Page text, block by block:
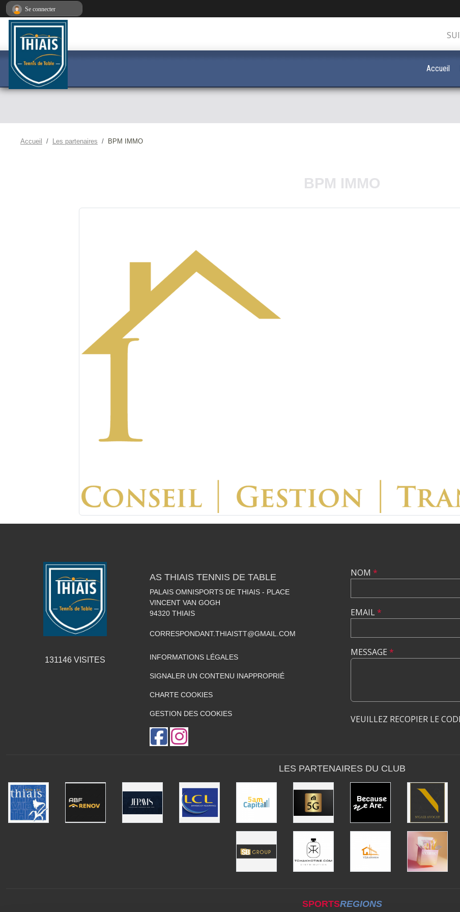
Accueil Les partenaires BPM IMMO
BPM IMMO
Accueil
131146VISITES
AS THIAIS TENNIS DE TABLE
PALAIS OMNISPORTS DE THIAIS - PLACE
VINCENT VAN GOGH
94320 THIAIS
CORRESPONDANT.THIAISTT@GMAIL.COM
INFORMATIONS LÉGALES
SIGNALER UN CONTENU INAPPROPRIÉ
CHARTE COOKIES
GESTION DES COOKIES
NOM *
EMAIL*
MESSAGE *
VEUILLEZ RECOPIER LE
LES PARTENAIRES DU CLUB
SPORTSREGIONS
Se connecter
Panneau de gestion des cookies